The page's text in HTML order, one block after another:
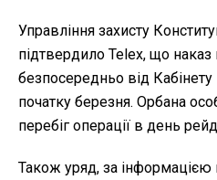
Управління захисту
підтвердило Telex, що
безпосередньо від Кабінету
початку березня. Орбана
перебіг операції в день
Також уряд, за